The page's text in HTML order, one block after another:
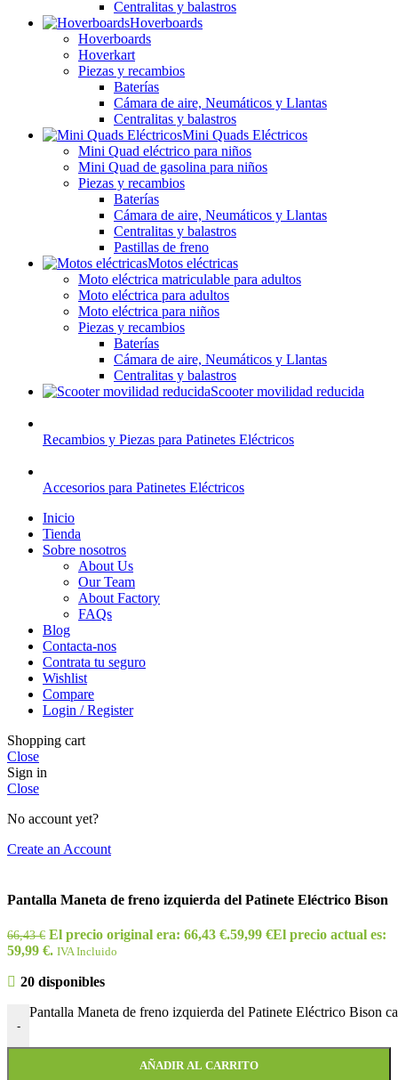
Centralitas y balastros
Hoverboards
Hoverboards
Hoverkart
Piezas y recambios
Baterías
Cámara de aire, Neumáticos y Llantas
Centralitas y balastros
Mini Quads Eléctricos
Mini Quad eléctrico para niños
Mini Quad de gasolina para niños
Piezas y recambios
Baterías
Cámara de aire, Neumáticos y Llantas
Centralitas y balastros
Pastillas de freno
Motos eléctricas
Moto eléctrica matriculable para adultos
Moto eléctrica para adultos
Moto eléctrica para niños
Piezas y recambios
Baterías
Cámara de aire, Neumáticos y Llantas
Centralitas y balastros
Scooter movilidad reducida
Recambios y Piezas para Patinetes Eléctricos
Accesorios para Patinetes Eléctricos
Inicio
Tienda
Sobre nosotros
About Us
Our Team
About Factory
FAQs
Blog
Contacta-nos
Contrata tu seguro
Wishlist
Compare
Login / Register
Shopping cart
Close
Sign in
Close
No account yet?
Create an Account
Pantalla Maneta de freno izquierda del Patinete Eléctrico Bison
66,43€ El precio original era: 66,43 €.59,99 €El precio actual es:
59,99 €. IVA Incluido
20 disponibles
-
Pantalla Maneta de freno izquierda del Patinete Eléctrico Bison
AÑADIR AL CARRITO